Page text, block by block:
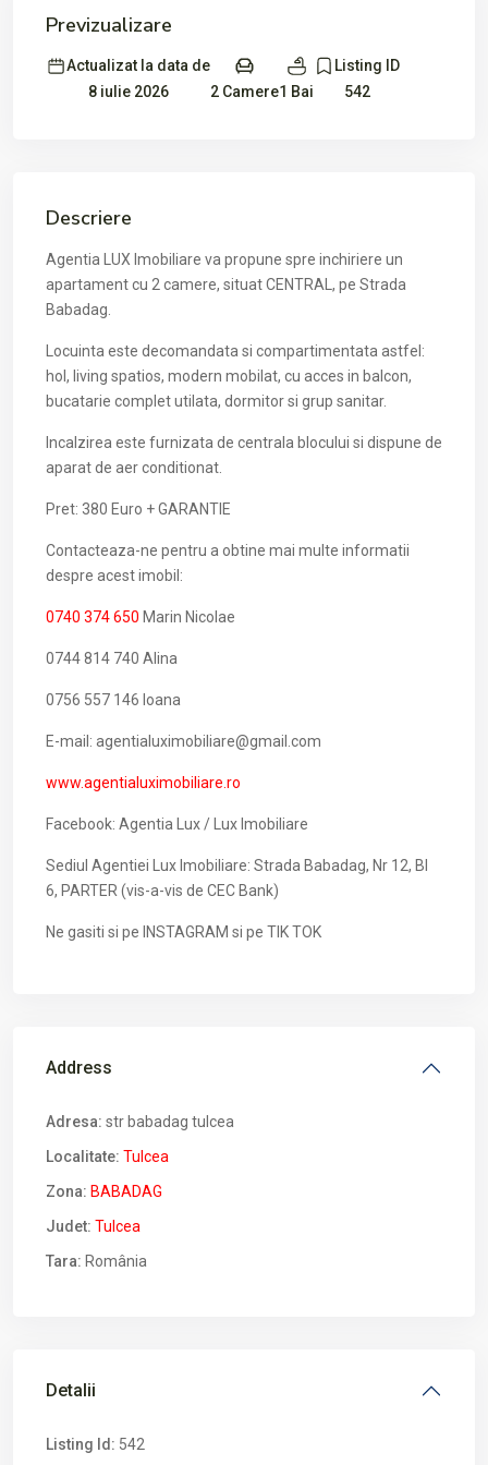
Previzualizare
Actualizat la data de
8 iulie 2026
2 Camere1 Bai
Listing ID
542
Descriere
Agentia LUX Imobiliare va propune spre inchiriere un
apartament cu 2 camere, situat CENTRAL, pe Strada
Babadag.
Locuinta este decomandata si compartimentata astfel:
hol, living spatios, modern mobilat, cu acces in balcon,
bucatarie complet utilata, dormitor si grup sanitar.
Incalzirea este furnizata de centrala blocului si dispune de
aparat de aer conditionat.
Pret: 380 Euro + GARANTIE
Contacteaza-ne pentru a obtine mai multe informatii
despre acest imobil:
0740 374 650 Marin Nicolae
0744 814 740 Alina
0756 557 146 Ioana
E-mail: agentialuximobiliare@gmail.com
www.agentialuximobiliare.ro
Facebook: Agentia Lux / Lux Imobiliare
Sediul Agentiei Lux Imobiliare: Strada Babadag, Nr 12, Bl
6, PARTER (vis-a-vis de CEC Bank)
Ne gasiti si pe INSTAGRAM si pe TIK TOK
Address
Adresa: str babadag tulcea
Localitate: Tulcea
Zona: BABADAG
Judet: Tulcea
Tara: România
Detalii
Listing Id: 542